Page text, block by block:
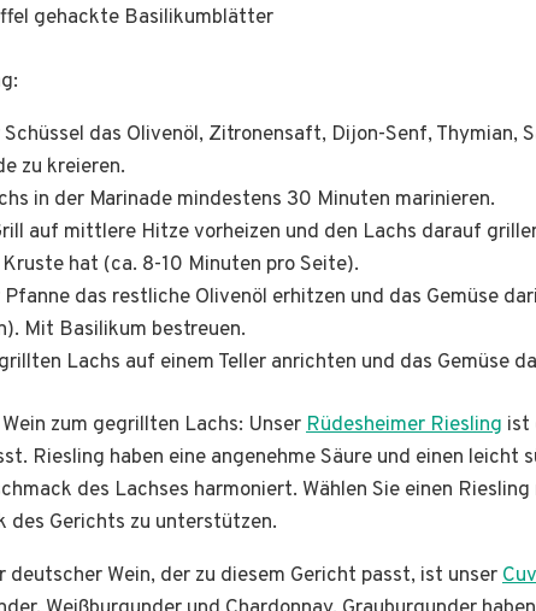
gehackte Basilikumblätter
Schüssel das Olivenöl, Zitronensaft, Dijon-Senf, Thymian,
zu kreieren.
in der Marinade mindestens 30 Minuten marinieren.
auf mittlere Hitze vorheizen und den Lachs darauf
hat (ca. 8-10 Minuten pro Seite).
Pfanne das restliche Olivenöl erhitzen und das Gemüse
Mit Basilikum bestreuen.
Lachs auf einem Teller anrichten und das Gemüse
zum gegrillten Lachs: UnserRüdesheimer Riesling ist
Riesling haben eine angenehme Säure und einen leicht
des Lachses harmoniert. Wählen Sie einen
des Gerichts zu unterstützen.
deutscher Wein, der zu diesem Gericht passt, ist unser